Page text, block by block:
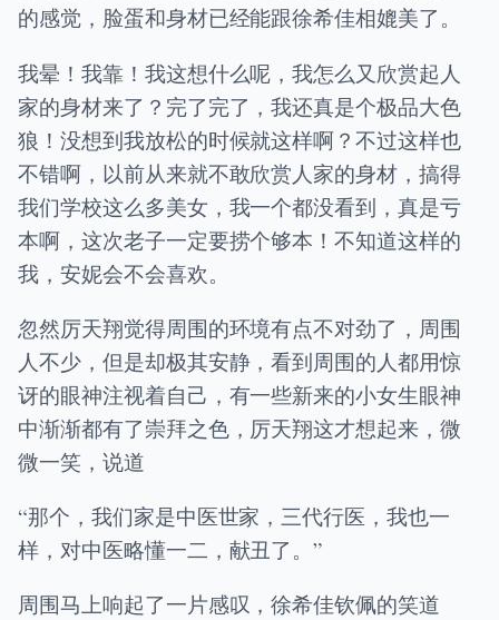
的感觉，脸蛋和身材已经能跟徐希佳相媲美了。
我晕！我靠！我这想什么呢，我怎么又欣赏起人
家的身材来了？完了完了，我还真是个极品大色
狼！没想到我放松的时候就这样啊？不过这样也
不错啊，以前从来就不敢欣赏人家的身材，搞得
我们学校这么多美女，我一个都没看到，真是亏
本啊，这次老子一定要捞个够本！不知道这样的
我，安妮会不会喜欢。
忽然厉天翔觉得周围的环境有点不对劲了，周围
人不少，但是却极其安静，看到周围的人都用惊
讶的眼神注视着自己，有一些新来的小女生眼神
中渐渐都有了崇拜之色，厉天翔这才想起来，微
微一笑，说道
“那个，我们家是中医世家，三代行医，我也一
样，对中医略懂一二，献丑了。”
周围马上响起了一片感叹，徐希佳钦佩的笑道